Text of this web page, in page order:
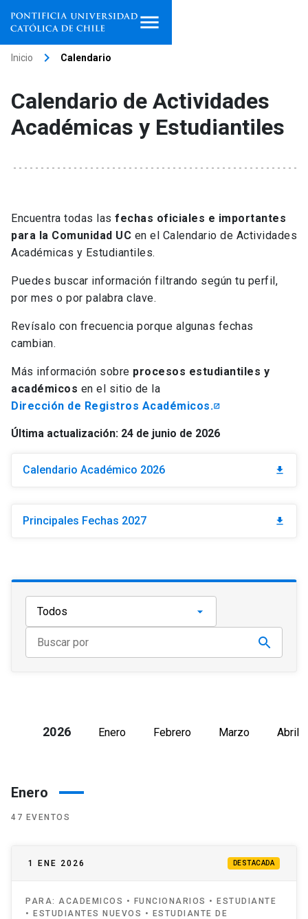
Inicio
Programas de estudio
Facultades, escuelas e
Internacionalización launch
Extensión
Vinculación
Universidad
Futuros estudiantes
Alumni
Go to english site launch
Inicio keyboard_arrow_right Calendario
Calendario de Actividades
Académicas y Estudiantiles
Encuentra todas las fechas oficiales e importantes
para la Comunidad UC en el Calendario de Actividades
Académicas y Estudiantiles.
Puedes buscar información filtrando según tu perfil,
por mes o por palabra clave.
Revísalo con frecuencia porque algunas fechas
cambian.
Más información sobre procesos estudiantiles y
académicos en el sitio de la
Dirección de Registros Académicos.
Última actualización: 24 de junio de 2026
Calendario Académico 2026 download
Principales Fechas 2027 download
2026 Enero Febrero Marzo Abril
Enero
47 EVENTOS
1 ENE 2026 DESTACADA
PARA: ACADEMICOS • FUNCIONARIOS • ESTUDIANTE
• ESTUDIANTES NUEVOS • ESTUDIANTE DE